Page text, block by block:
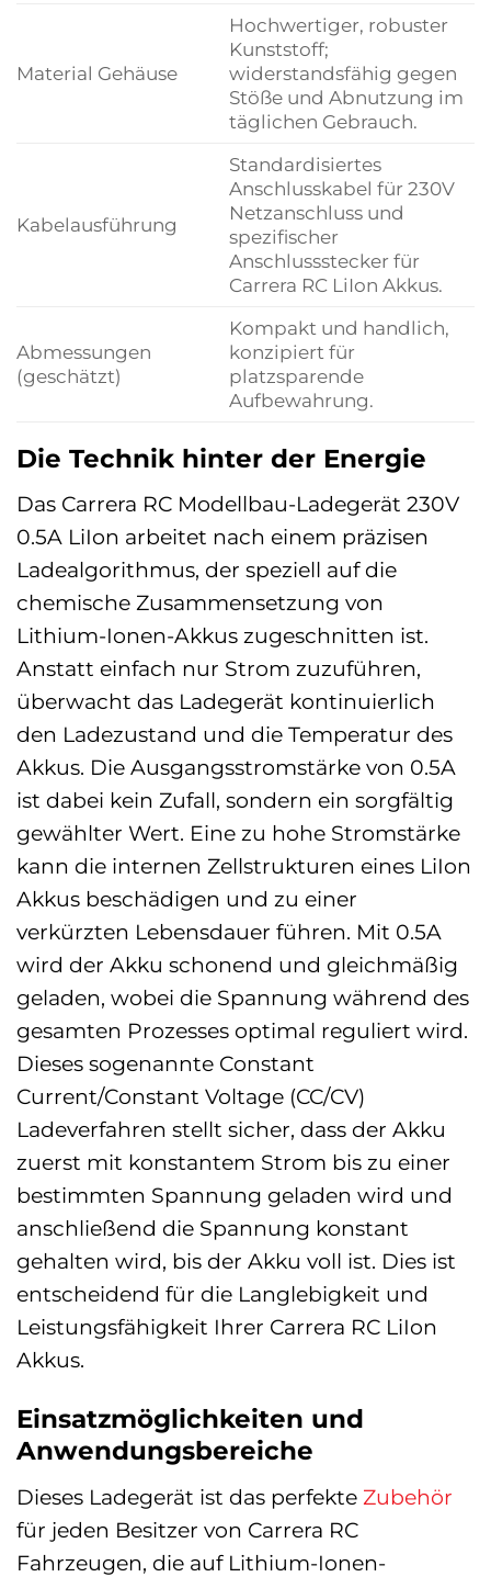
Material Gehäuse
Hochwertiger, robuster
Kunststoff;
widerstandsfähig gegen
Stöße und Abnutzung im
täglichen Gebrauch.
Kabelausführung
Standardisiertes
Anschlusskabel für 230V
Netzanschluss und
spezifischer
Anschlussstecker für
Carrera RC LiIon Akkus.
Abmessungen
(geschätzt)
Kompakt und handlich,
konzipiert für
platzsparende
Aufbewahrung.
Die Technik hinter der Energie
Das Carrera RC Modellbau-Ladegerät 230V
0.5A LiIon arbeitet nach einem präzisen
Ladealgorithmus, der speziell auf die
chemische Zusammensetzung von
Lithium-Ionen-Akkus zugeschnitten ist.
Anstatt einfach nur Strom zuzuführen,
überwacht das Ladegerät kontinuierlich
den Ladezustand und die Temperatur des
Akkus. Die Ausgangsstromstärke von 0.5A
ist dabei kein Zufall, sondern ein sorgfältig
gewählter Wert. Eine zu hohe Stromstärke
kann die internen Zellstrukturen eines LiIon
Akkus beschädigen und zu einer
verkürzten Lebensdauer führen. Mit 0.5A
wird der Akku schonend und gleichmäßig
geladen, wobei die Spannung während des
gesamten Prozesses optimal reguliert wird.
Dieses sogenannte Constant
Current/Constant Voltage (CC/CV)
Ladeverfahren stellt sicher, dass der Akku
zuerst mit konstantem Strom bis zu einer
bestimmten Spannung geladen wird und
anschließend die Spannung konstant
gehalten wird, bis der Akku voll ist. Dies ist
entscheidend für die Langlebigkeit und
Leistungsfähigkeit Ihrer Carrera RC LiIon
Akkus.
Einsatzmöglichkeiten und
Anwendungsbereiche
Dieses Ladegerät ist das perfekte Zubehör
für jeden Besitzer von Carrera RC
Fahrzeugen, die auf Lithium-Ionen-